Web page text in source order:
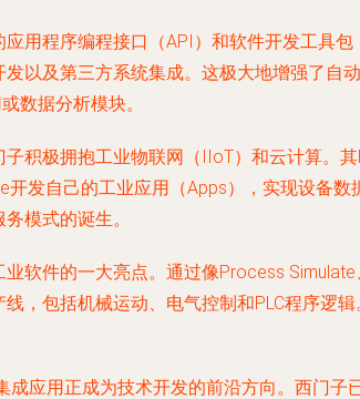
用程序编程接口（API）和软件开发工具
以及第三方系统集成。这极大地增强了
数据分析模块。
积极拥抱工业物联网（IIoT）和云计算。
开发自己的工业应用（Apps），实现设备
模式的诞生。
软件的一大亮点。通过像Process
，包括机械运动、电气控制和PLC程序逻
成应用正成为技术开发的前沿方向。西门